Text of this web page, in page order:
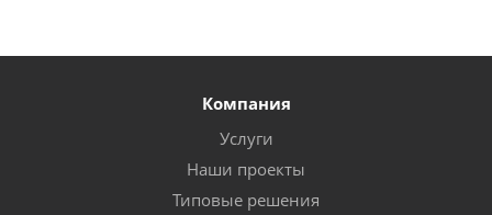
Компания
Услуги
Наши проекты
Типовые решения